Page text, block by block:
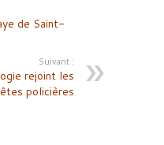
de Saint-
Suivant :
rejoint les
policières